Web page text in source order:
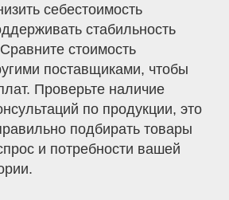
себестоимость
стабильность
стоимость
поставщиками, чтобы
Проверьте наличие
по продукции, это
подбирать товары
и потребности вашей